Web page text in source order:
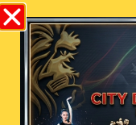
करोडौ खर्चगरी
बने जापानी
दाबीको यस्तो छ
वीरगन्ज- जापानका
कुकुरजस्तै देखाउन